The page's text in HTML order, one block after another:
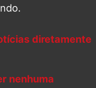
diretamente
nenhuma